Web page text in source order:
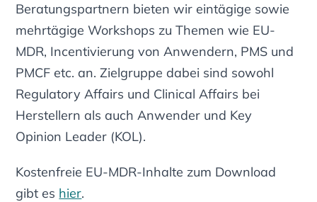
Beratungspartnern bieten wir eintägige sowie
mehrtägige Workshops zu Themen wie EU-
MDR, Incentivierung von Anwendern, PMS und
PMCF etc. an. Zielgruppe dabei sind sowohl
Regulatory Affairs und Clinical Affairs bei
Herstellern als auch Anwender und Key
Opinion Leader (KOL).
Kostenfreie EU-MDR-Inhalte zum Download
gibt es hier.